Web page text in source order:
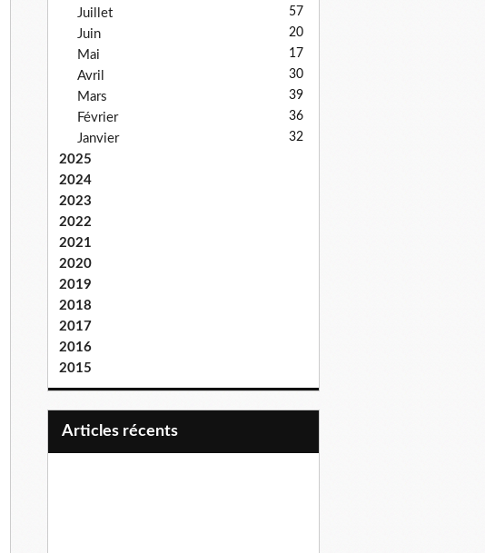
Juillet 57
Juin 20
Mai 17
Avril 30
Mars 39
Février 36
Janvier 32
2025
2024
2023
2022
2021
2020
2019
2018
2017
2016
2015
articles récents